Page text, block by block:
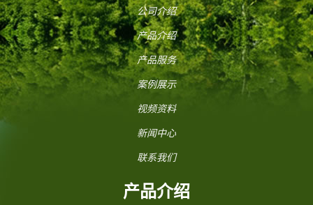
公司介绍
产品介绍
产品服务
案例展示
视频资料
新闻中心
联系我们
产品介绍